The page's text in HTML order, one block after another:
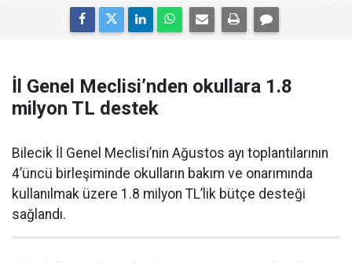
İl Genel Meclisi’nden okullara 1.8
milyon TL destek
Bilecik İl Genel Meclisi’nin Ağustos ayı toplantılarının
4’üncü birleşiminde okulların bakım ve onarımında
kullanılmak üzere 1.8 milyon TL’lik bütçe desteği
sağlandı.